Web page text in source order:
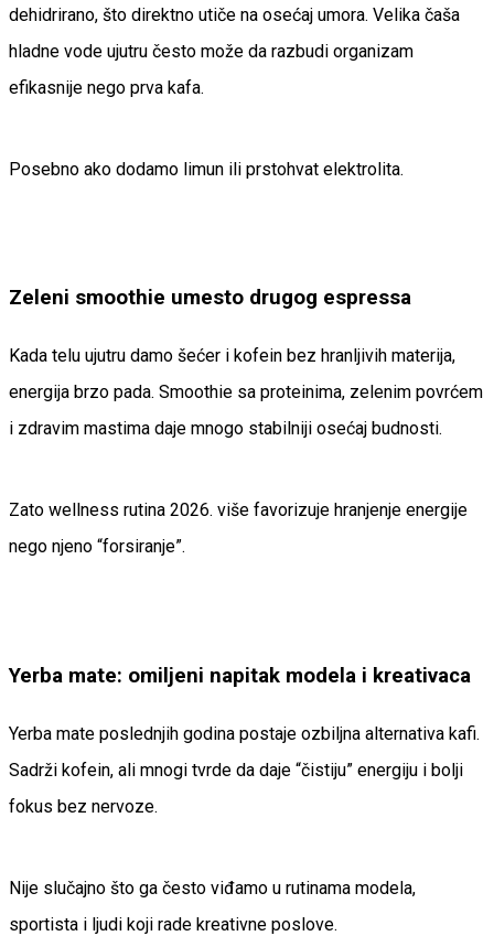
dehidrirano, što direktno utiče na osećaj umora. Velika čaša
hladne vode ujutru često može da razbudi organizam
efikasnije nego prva kafa.
Posebno ako dodamo limun ili prstohvat elektrolita.
Zeleni smoothie umesto drugog espressa
Kada telu ujutru damo šećer i kofein bez hranljivih materija,
energija brzo pada. Smoothie sa proteinima, zelenim povrćem
i zdravim mastima daje mnogo stabilniji osećaj budnosti.
Zato wellness rutina 2026. više favorizuje hranjenje energije
nego njeno “forsiranje”.
Yerba mate: omiljeni napitak modela i kreativaca
Yerba mate poslednjih godina postaje ozbiljna alternativa kafi.
Sadrži kofein, ali mnogi tvrde da daje “čistiju” energiju i bolji
fokus bez nervoze.
Nije slučajno što ga često viđamo u rutinama modela,
sportista i ljudi koji rade kreativne poslove.